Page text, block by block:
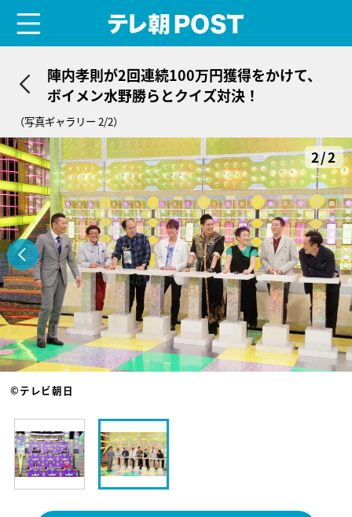
陣内孝則が2回連続100万円獲得をかけて、
ボイメン水野勝らとクイズ対決！
（写真ギャラリー 2/2）
2/2
©テレビ朝日